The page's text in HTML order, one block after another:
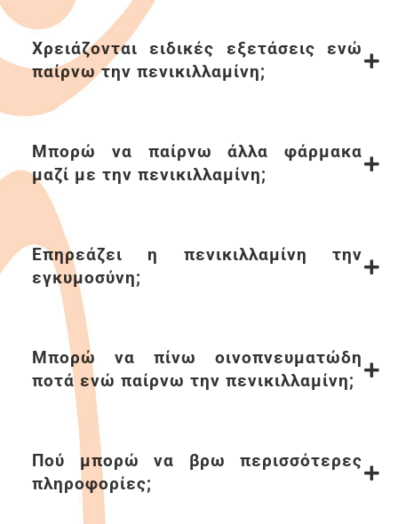
Χρειάζονται ειδικές εξετάσεις ενώ
παίρνω την πενικιλλαµίνη;
Μπορώ να παίρνω άλλα φάρµακα
µαζί µε την πενικιλλαµίνη;
Επηρεάζει η πενικιλλαµίνη την
εγκυµοσύνη;
Μπορώ να πίνω οινοπνευµατώδη
ποτά ενώ παίρνω την πενικιλλαµίνη;
Πού µπορώ να βρω περισσότερες
πληροφορίες;